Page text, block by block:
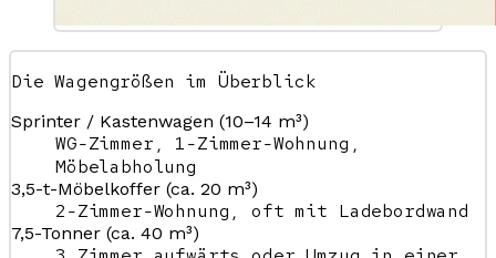
Die Wagengrößen im Überblick
Sprinter / Kastenwagen (10–14 m³)
WG-Zimmer, 1-Zimmer-Wohnung,
Möbelabholung
3,5-t-Möbelkoffer (ca. 20 m³)
2-Zimmer-Wohnung, oft mit Ladebordwand
7,5-Tonner (ca. 40 m³)